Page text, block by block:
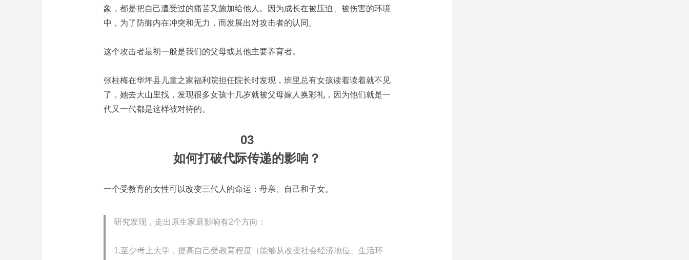
象，都是把自己遭受过的痛苦又施加给他人。因为成长在被压迫、被伤害的环境
中，为了防御内在冲突和无力，而发展出对攻击者的认同。
这个攻击者最初一般是我们的父母或其他主要养育者。
张桂梅在华坪县儿童之家福利院担任院长时发现，班里总有女孩读着读着就不见
了，她去大山里找，发现很多女孩十几岁就被父母嫁人换彩礼，因为他们就是一
代又一代都是这样被对待的。
03
如何打破代际传递的影响？
一个受教育的女性可以改变三代人的命运：母亲、自己和子女。
研究发现，走出原生家庭影响有2个方向：
1.至少考上大学，提高自己受教育程度（能够从改变社会经济地位、生活环